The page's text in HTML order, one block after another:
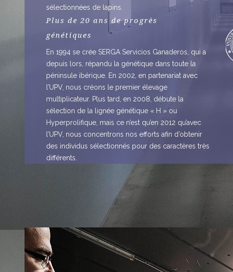
sélectionnées de lapins.
Plus de 20 ans de progrès
génétiques
En 1994 se crée SERGA Servicios Ganaderos, qui a
depuis lors, répandu la génétique dans toute la
péninsule ibérique. En 2002, en partenariat avec
l’UPV, nous créons le premier élevage
multiplicateur. Plus tard, en 2008, débute la
sélection de la lignée génétique « H » ou
Hyperprolifique, mais ce n’est qu’en 2012 qu’avec
l’UPV, nous concentrons nos efforts afin d’obtenir
des individus sélectionnés pour des caractères très
différents.